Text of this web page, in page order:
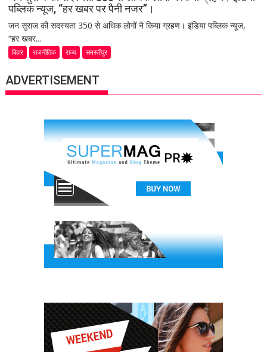
पब्लिक न्यूज, “हर खबर पर पैनी नजर”।
जन सुराज की सदस्यता 350 से अधिक लोगों ने किया ग्रहण। इंडिया पब्लिक न्यूज,
“हर खबर...
बिहार राजनीतिक राज्य समस्तीपुर
ADVERTISEMENT